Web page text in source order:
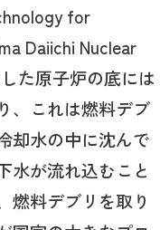
for
Daiichi Nuclear
た原子炉の底には
、これは燃料デブ
却水の中に沈んで
水が流れ込むこと
燃料デブリを取り